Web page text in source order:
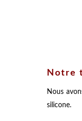
Notre
Nous
silicone.